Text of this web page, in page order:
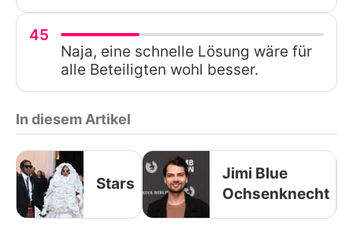
45
Naja, eine schnelle Lösung wäre für
alle Beteiligten wohl besser.
In diesem Artikel
Stars
Jimi Blue
Ochsenknecht